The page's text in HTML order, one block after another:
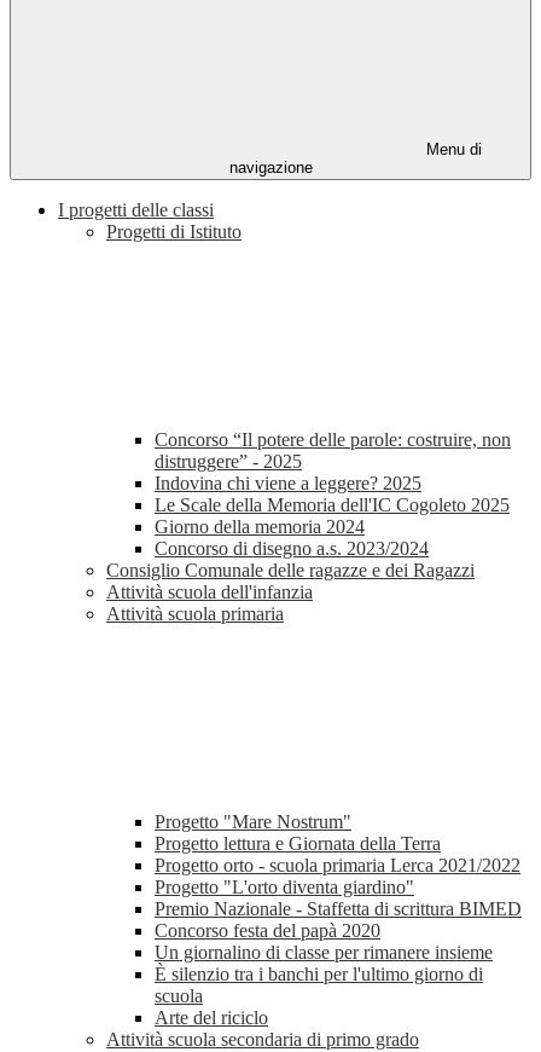
Menu di
navigazione
I progetti delle classi
Progetti di Istituto
Concorso “Il potere delle parole: costruire, non
distruggere” - 2025
Indovina chi viene a leggere? 2025
Le Scale della Memoria dell'IC Cogoleto 2025
Giorno della memoria 2024
Concorso di disegno a.s. 2023/2024
Consiglio Comunale delle ragazze e dei Ragazzi
Attività scuola dell'infanzia
Attività scuola primaria
Progetto "Mare Nostrum"
Progetto lettura e Giornata della Terra
Progetto orto - scuola primaria Lerca 2021/2022
Progetto "L'orto diventa giardino"
Premio Nazionale - Staffetta di scrittura BIMED
Concorso festa del papà 2020
Un giornalino di classe per rimanere insieme
È silenzio tra i banchi per l'ultimo giorno di
scuola
Arte del riciclo
Attività scuola secondaria di primo grado